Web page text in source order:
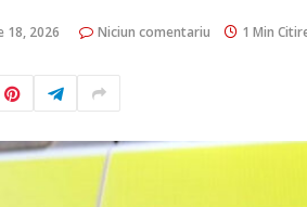
18, 2026 Niciun comentariu 1 Min